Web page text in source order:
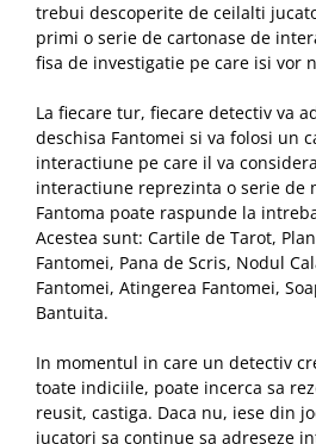
trebui descoperite de ceilalti
primi o serie de cartonase de
fisa de investigatie pe care isi vor
La fiecare tur, fiecare detectiv va
deschisa Fantomei si va folosi un
interactiune pe care il va
interactiune reprezinta o serie de
Fantoma poate raspunde la
Acestea sunt: Cartile de Tarot,
Fantomei, Pana de Scris, Nodul
Fantomei, Atingerea Fantomei,
Bantuita.
In momentul in care un detectiv
toate indiciile, poate incerca sa
reusit, castiga. Daca nu, iese din
jucatori sa continue sa adreseze